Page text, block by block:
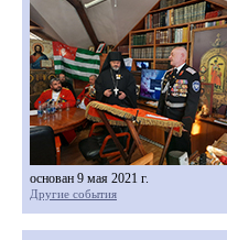
основан 9 мая 2021 г.
Другие события